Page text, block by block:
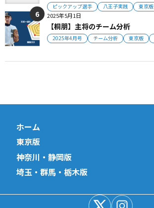
ピックアップ選手 八王子実践 東京版
2025年5月1日
【桐朋】主将のチーム分析
2025年4月号 チーム分析 東京版
ホーム
東京版
神奈川・静岡版
埼玉・群馬・栃木版